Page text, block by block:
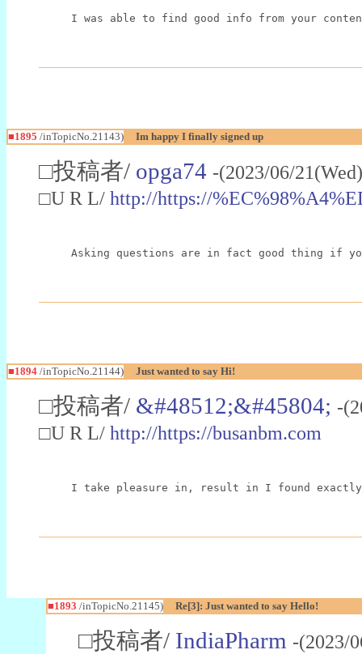
I was able to find good info from your
■1895 /inTopicNo.21143) Im happy I finally signed up
□投稿者/ opga74 -(2023/06/
□U R L/ http://https://
Asking questions are in fact good thing if
■1894 /inTopicNo.21144) Just wanted to say Hi!
□投稿者/ &#48512;&#45804; -
□U R L/ http://https://busanbm.com
I take pleasure in, result in I found exactly
■1893 /inTopicNo.21145) Re[3]: Just wanted to say Hello!
□投稿者/ IndiaPharm -(2023/